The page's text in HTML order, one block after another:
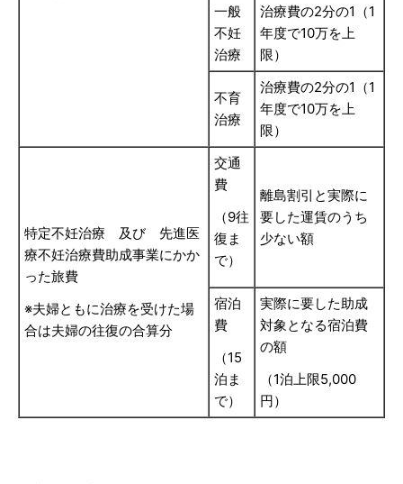
一般
不妊
治療
治療費の2分の1（1
年度で10万を上
限）
不育
治療
治療費の2分の1（1
年度で10万を上
限）
特定不妊治療 及び 先進医
療不妊治療費助成事業にかか
った旅費
※夫婦ともに治療を受けた場
合は夫婦の往復の合算分
交通
費
（9往
復ま
で）
離島割引と実際に
要した運賃のうち
少ない額
宿泊
費
（15
泊ま
で）
実際に要した助成
対象となる宿泊費
の額
（1泊上限5,000
円）